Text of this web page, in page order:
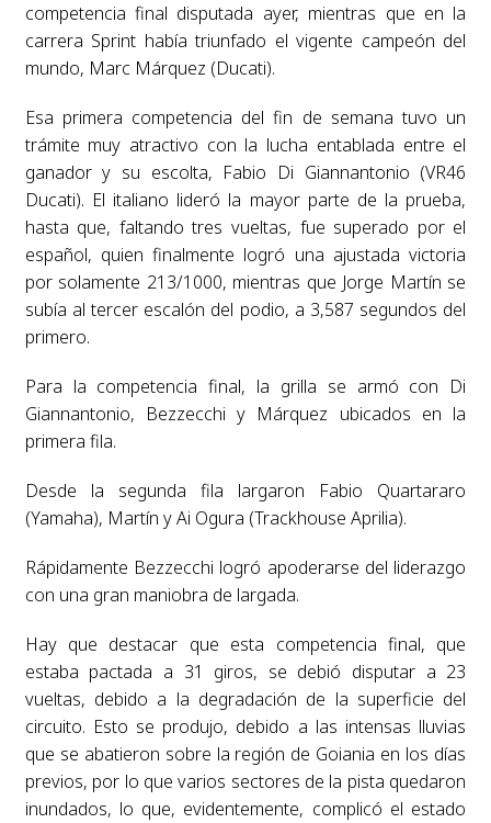
competencia final disputada ayer, mientras que en la
carrera Sprint había triunfado el vigente campeón del
mundo, Marc Márquez (Ducati).
Esa primera competencia del fin de semana tuvo un
trámite muy atractivo con la lucha entablada entre el
ganador y su escolta, Fabio Di Giannantonio (VR46
Ducati). El italiano lideró la mayor parte de la prueba,
hasta que, faltando tres vueltas, fue superado por el
español, quien finalmente logró una ajustada victoria
por solamente 213/1000, mientras que Jorge Martín se
subía al tercer escalón del podio, a 3,587 segundos del
primero.
Para la competencia final, la grilla se armó con Di
Giannantonio, Bezzecchi y Márquez ubicados en la
primera fila.
Desde la segunda fila largaron Fabio Quartararo
(Yamaha), Martín y Ai Ogura (Trackhouse Aprilia).
Rápidamente Bezzecchi logró apoderarse del liderazgo
con una gran maniobra de largada.
Hay que destacar que esta competencia final, que
estaba pactada a 31 giros, se debió disputar a 23
vueltas, debido a la degradación de la superficie del
circuito. Esto se produjo, debido a las intensas lluvias
que se abatieron sobre la región de Goiania en los días
previos, por lo que varios sectores de la pista quedaron
inundados, lo que, evidentemente, complicó el estado